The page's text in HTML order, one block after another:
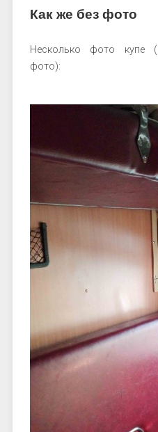
Как же без фото
Несколько фото купе
фото):